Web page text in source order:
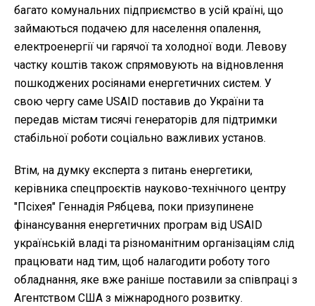
багато комунальних підприємство в усій країні, що
займаються подачею для населення опалення,
електроенергії чи гарячої та холодної води. Левову
частку коштів також спрямовують на відновлення
пошкоджених росіянами енергетичних систем. У
свою чергу саме USAID поставив до України та
передав містам тисячі генераторів для підтримки
стабільної роботи соціально важливих установ.
Втім, на думку експерта з питань енергетики,
керівника спецпроєктів науково-технічного центру
"Псіхея" Геннадія Рябцева, поки призупинене
фінансування енергетичних програм від USAID
українській владі та різноманітним організаціям слід
працювати над тим, щоб налагодити роботу того
обладнання, яке вже раніше поставили за співпраці з
Агентством США з міжнародного розвитку.